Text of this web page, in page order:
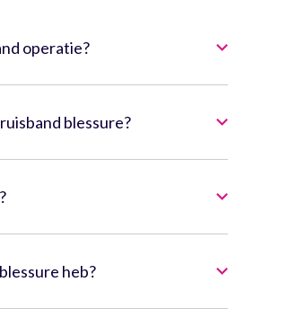
operatie?
blessure?
heb?